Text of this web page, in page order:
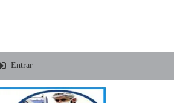
Entrar